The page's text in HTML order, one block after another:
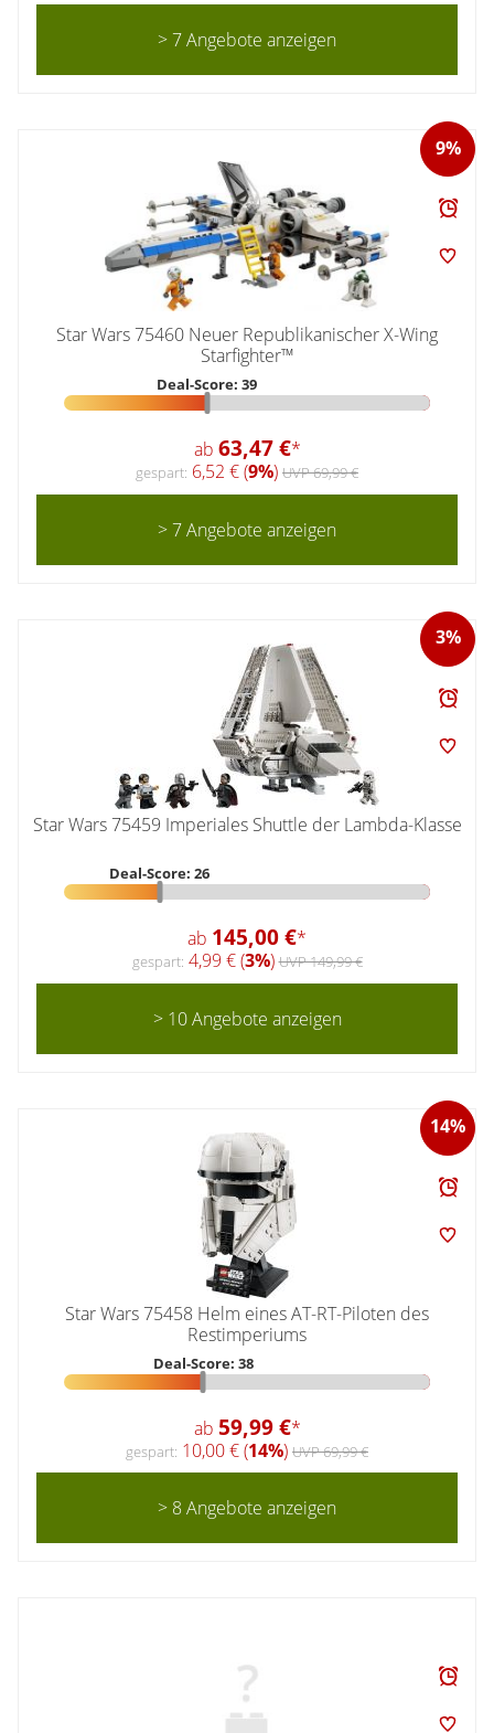
> 7 Angebote anzeigen
9%
Star Wars 75460 Neuer Republikanischer X-Wing
Starfighter™
Deal-Score: 39
ab 63,47 €*
gespart: 6,52 € (9%) UVP 69,99 €
> 7 Angebote anzeigen
3%
Star Wars 75459 Imperiales Shuttle der Lambda-Klasse
Deal-Score: 26
ab 145,00 €*
gespart: 4,99 € (3%)UVP 149,99 €
> 10 Angebote anzeigen
14%
Star Wars 75458 Helm eines AT-RT-Piloten des
Restimperiums
Deal-Score: 38
ab 59,99 €*
gespart: 10,00 € (14%) UVP 69,99 €
> 8 Angebote anzeigen